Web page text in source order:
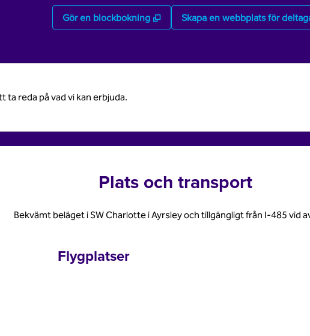
Gör en blockbokning , Öppnas i ny flik
Skapa en webbplats för
ta reda på vad vi kan erbjuda.
Plats och transport
Bekvämt beläget i SW Charlotte i Ayrsley och tillgängligt från I-485 vid
Flygplatser